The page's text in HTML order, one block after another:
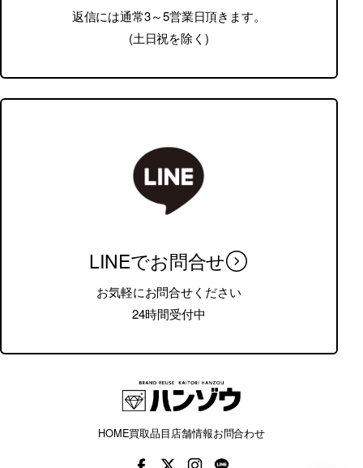
返信には通常3～5営業日頂きます。
(土日祝を除く)
LINEでお問合せ
お気軽にお問合せください
24時間受付中
HOME買取品目店舗情報お問合わせ